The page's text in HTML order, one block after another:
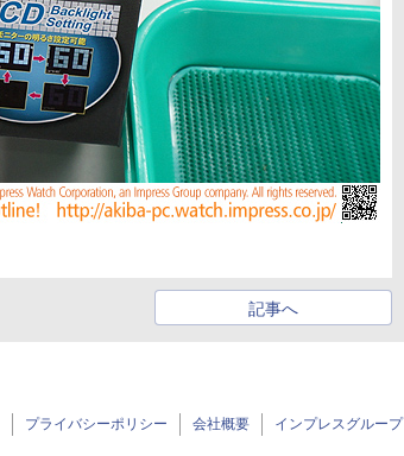
記事へ
プライバシーポリシー 会社概要 インプレスグループ